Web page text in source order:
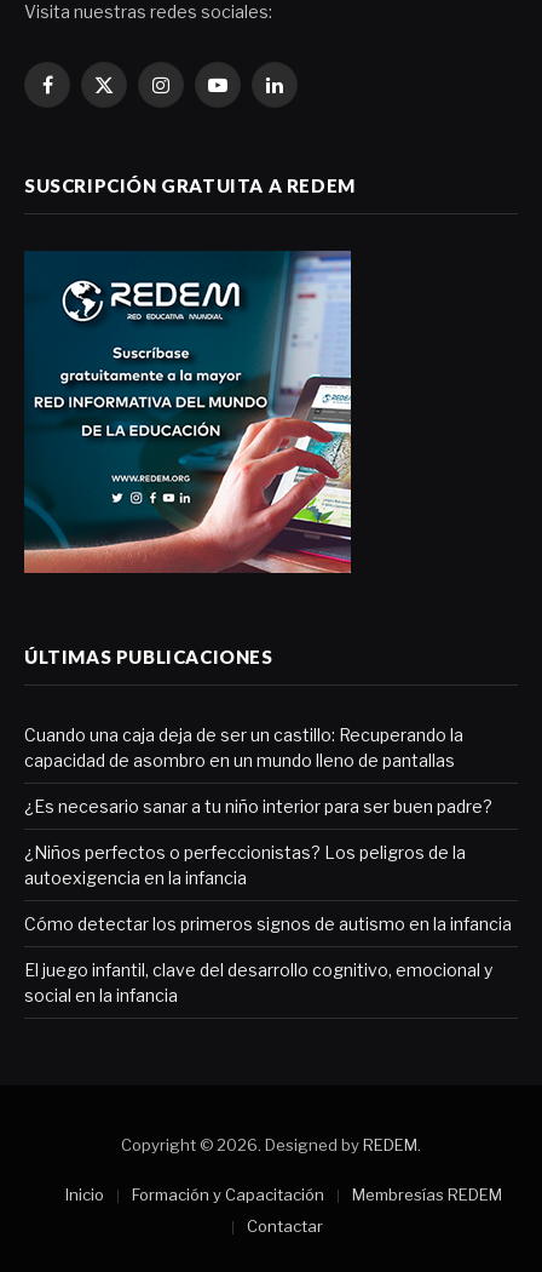
Visita nuestras redes sociales:
Facebook
X
InstagramYouTubeLinkedIn
SUSCRIPCIÓN GRATUITA A REDEM
ÚLTIMAS PUBLICACIONES
Cuando una caja deja de ser un castillo: Recuperando la
capacidad de asombro en un mundo lleno de pantallas
¿Es necesario sanar a tu niño interior para ser buen padre?
¿Niños perfectos o perfeccionistas? Los peligros de la
autoexigencia en la infancia
Cómo detectar los primeros signos de autismo en la infancia
El juego infantil, clave del desarrollo cognitivo, emocional y
social en la infancia
Copyright © 2026. Designed byREDEM.
Inicio Formación y Capacitación
Membresías REDEM
Contactar